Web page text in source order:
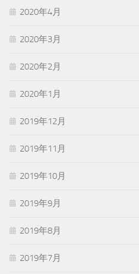
2020年4月
2020年3月
2020年2月
2020年1月
2019年12月
2019年11月
2019年10月
2019年9月
2019年8月
2019年7月